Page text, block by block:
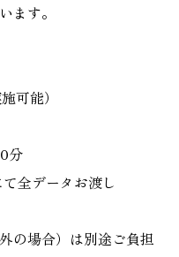
ます。
可能）
分
全データお渡し
の場合）は別途ご負担